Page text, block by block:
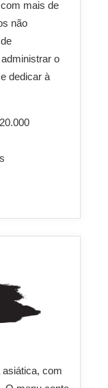
mais de
não
o
dedicar à
com